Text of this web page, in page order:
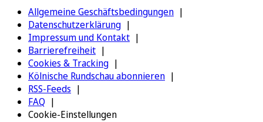
Allgemeine Geschäftsbedingungen
Datenschutzerklärung
Impressum und Kontakt
Barrierefreiheit
Cookies & Tracking
Kölnische Rundschau abonnieren
RSS-Feeds
FAQ
Cookie-Einstellungen